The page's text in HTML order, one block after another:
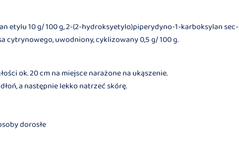
etylu 10 g/ 100 g, 2-(2-hydroksyetylo)piperydyno-1-karboksylan sec-
cytrynowego, uwodniony, cyklizowany 0,5 g/ 100 g.
ok. 20 cm na miejsce narażone na ukąszenie.
a następnie lekko natrzeć skórę.
dorosłe